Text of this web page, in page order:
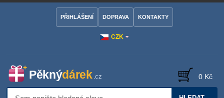
CZK
PŘIHLÁŠENÍ DOPRAVA KONTAKTY
0 Kč